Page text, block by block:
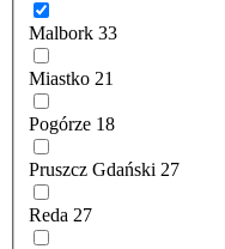
Malbork 33
Miastko 21
Pogórze 18
Pruszcz Gdański 27
Reda 27